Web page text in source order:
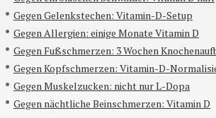
Gegen Gelenkstechen: Vitamin-D-Setup
Gegen Allergien: einige Monate Vitamin D
Gegen Fußschmerzen: 3 Wochen
Gegen Kopfschmerzen: Vitamin-D-
Gegen Muskelzucken: nicht nur L-Dopa
Gegen nächtliche Beinschmerzen: Vitamin D